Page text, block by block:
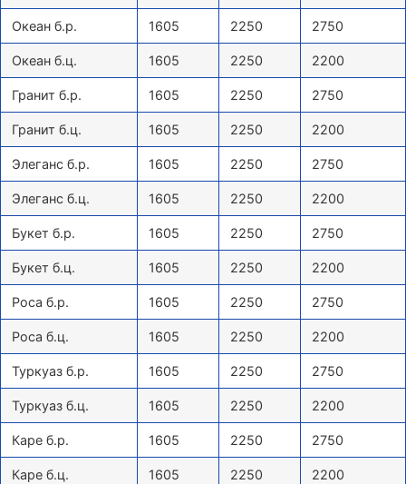
Океан б.р. 1605 2250 2750
Океан б.ц. 1605 2250 2200
Гранит б.р. 1605 2250 2750
Гранит б.ц. 1605 2250 2200
Элеганс б.р. 1605 2250 2750
Элеганс б.ц. 1605 2250 2200
Букет б.р. 1605 2250 2750
Букет б.ц. 1605 2250 2200
Роса б.р. 1605 2250 2750
Роса б.ц. 1605 2250 2200
Туркуаз б.р. 1605 2250 2750
Туркуаз б.ц. 1605 2250 2200
Каре б.р. 1605 2250 2750
Каре б.ц. 1605 2250 2200